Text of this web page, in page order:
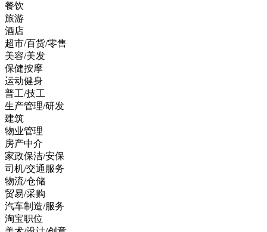
餐饮
旅游
酒店
超市/百货/零售
美容/美发
保健按摩
运动健身
普工/技工
生产管理/研发
建筑
物业管理
房产中介
家政保洁/安保
司机/交通服务
物流/仓储
贸易/采购
汽车制造/服务
淘宝职位